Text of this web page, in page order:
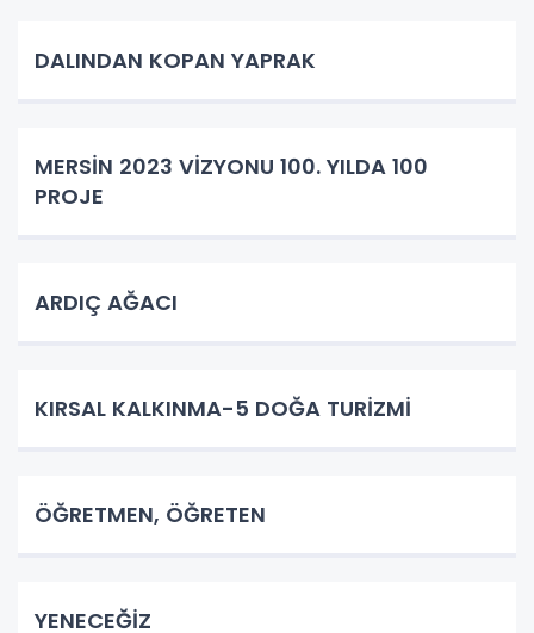
DALINDAN KOPAN YAPRAK
MERSİN 2023 VİZYONU 100. YILDA 100
PROJE
ARDIÇ AĞACI
KIRSAL KALKINMA-5 DOĞA TURİZMİ
ÖĞRETMEN, ÖĞRETEN
YENECEĞİZ